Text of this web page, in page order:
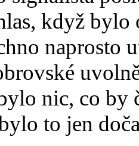
když bylo
naprosto
nic, co by
to jen